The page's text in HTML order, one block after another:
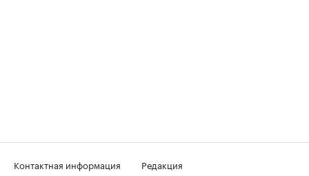
Контактная информация
Редакция